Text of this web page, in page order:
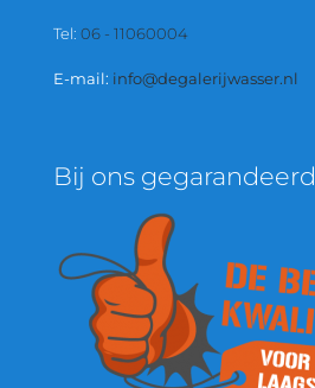
Tel: 06 - 11060004
E-mail: info@degalerijwasser.nl
Bij ons gegarandeerd